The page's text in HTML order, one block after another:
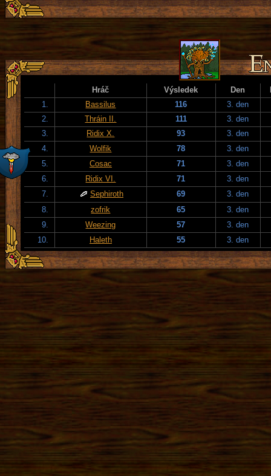
Hráč Výsledek Den
1.
Bassilus 116
3. den
2.
Thráin II. 111
3. den
3.
Ridix X. 93
3. den
4.
Wolfik 78
3. den
5.
Cosac 71
3. den
6.
Ridix VI. 71
3. den
7.
Sephiroth 69
3. den
8.
zofrik 65
3. den
9.
Weezing 57
3. den
10.
Haleth 55 3. den